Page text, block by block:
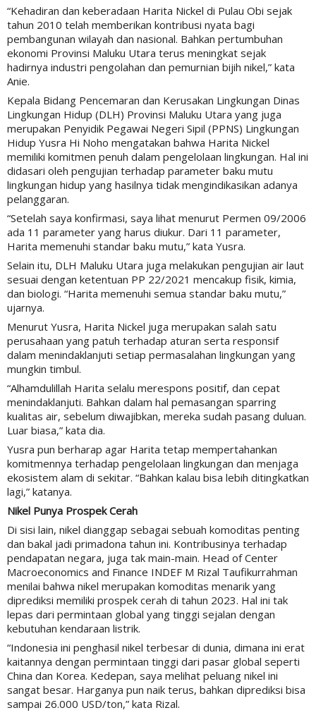
“Kehadiran dan keberadaan Harita Nickel di Pulau Obi sejak
tahun 2010 telah memberikan kontribusi nyata bagi
pembangunan wilayah dan nasional. Bahkan pertumbuhan
ekonomi Provinsi Maluku Utara terus meningkat sejak
hadirnya industri pengolahan dan pemurnian bijih nikel,” kata
Anie.
Kepala Bidang Pencemaran dan Kerusakan Lingkungan Dinas
Lingkungan Hidup (DLH) Provinsi Maluku Utara yang juga
merupakan Penyidik Pegawai Negeri Sipil (PPNS) Lingkungan
Hidup Yusra Hi Noho mengatakan bahwa Harita Nickel
memiliki komitmen penuh dalam pengelolaan lingkungan. Hal ini
didasari oleh pengujian terhadap parameter baku mutu
lingkungan hidup yang hasilnya tidak mengindikasikan adanya
pelanggaran.
“Setelah saya konfirmasi, saya lihat menurut Permen 09/2006
ada 11 parameter yang harus diukur. Dari 11 parameter,
Harita memenuhi standar baku mutu,” kata Yusra.
Selain itu, DLH Maluku Utara juga melakukan pengujian air laut
sesuai dengan ketentuan PP 22/2021 mencakup fisik, kimia,
dan biologi. “Harita memenuhi semua standar baku mutu,”
ujarnya.
Menurut Yusra, Harita Nickel juga merupakan salah satu
perusahaan yang patuh terhadap aturan serta responsif
dalam menindaklanjuti setiap permasalahan lingkungan yang
mungkin timbul.
“Alhamdulillah Harita selalu merespons positif, dan cepat
menindaklanjuti. Bahkan dalam hal pemasangan sparring
kualitas air, sebelum diwajibkan, mereka sudah pasang duluan.
Luar biasa,” kata dia.
Yusra pun berharap agar Harita tetap mempertahankan
komitmennya terhadap pengelolaan lingkungan dan menjaga
ekosistem alam di sekitar. “Bahkan kalau bisa lebih ditingkatkan
lagi,” katanya.
Nikel Punya Prospek Cerah
Di sisi lain, nikel dianggap sebagai sebuah komoditas penting
dan bakal jadi primadona tahun ini. Kontribusinya terhadap
pendapatan negara, juga tak main-main. Head of Center
Macroeconomics and Finance INDEF M Rizal Taufikurrahman
menilai bahwa nikel merupakan komoditas menarik yang
diprediksi memiliki prospek cerah di tahun 2023. Hal ini tak
lepas dari permintaan global yang tinggi sejalan dengan
kebutuhan kendaraan listrik.
“Indonesia ini penghasil nikel terbesar di dunia, dimana ini erat
kaitannya dengan permintaan tinggi dari pasar global seperti
China dan Korea. Kedepan, saya melihat peluang nikel ini
sangat besar. Harganya pun naik terus, bahkan diprediksi bisa
sampai 26.000 USD/ton,” kata Rizal.